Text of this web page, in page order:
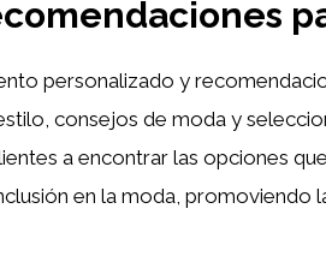
personalizado y
consejos de moda y
a encontrar las opciones
en la moda, promoviendo